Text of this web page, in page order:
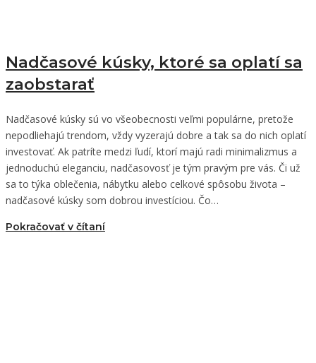
Nadčasové kúsky, ktoré sa oplatí sa
zaobstarať
Nadčasové kúsky sú vo všeobecnosti veľmi populárne, pretože
nepodliehajú trendom, vždy vyzerajú dobre a tak sa do nich oplatí
investovať. Ak patríte medzi ľudí, ktorí majú radi minimalizmus a
jednoduchú eleganciu, nadčasovosť je tým pravým pre vás. Či už
sa to týka oblečenia, nábytku alebo celkové spôsobu života –
nadčasové kúsky som dobrou investíciou. Čo…
Pokračovať v čítaní